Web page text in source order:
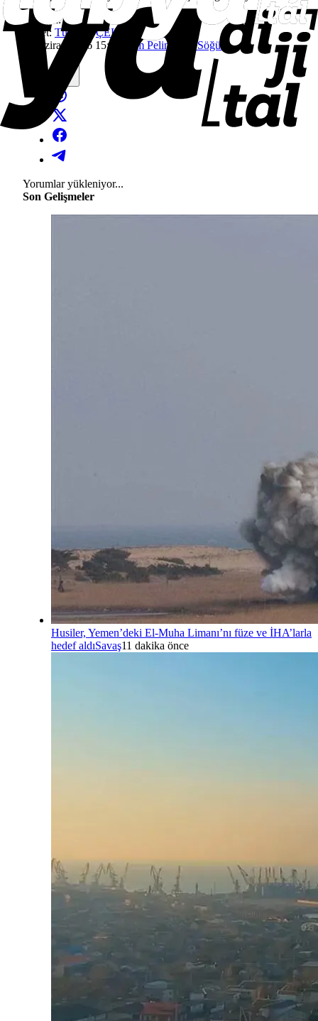
Kaynak:AA
Etiket: Türkiye ,ÇELİK KUBBE
4 Haziran 2026 15:16
İrem Pelin Dinç Söğüt
Yorumlar yükleniyor...
Son Gelişmeler
Husiler, Yemen’deki El-Muha Limanı’nı füze ve İHA’larla
hedef aldıSavaş11 dakika önce